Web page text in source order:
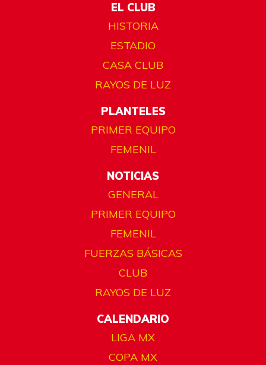
EL CLUB
HISTORIA
ESTADIO
CASA CLUB
RAYOS DE LUZ
PLANTELES
PRIMER EQUIPO
FEMENIL
NOTICIAS
GENERAL
PRIMER EQUIPO
FEMENIL
FUERZAS BÁSICAS
CLUB
RAYOS DE LUZ
CALENDARIO
LIGA MX
COPA MX